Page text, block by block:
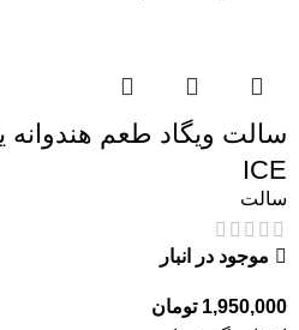
ICE
سالت
موجود در انبار
1,950,000 تومان